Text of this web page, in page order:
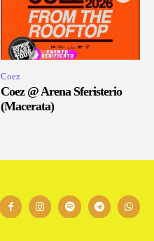
Coez
Coez @ Arena Sferisterio
(Macerata)